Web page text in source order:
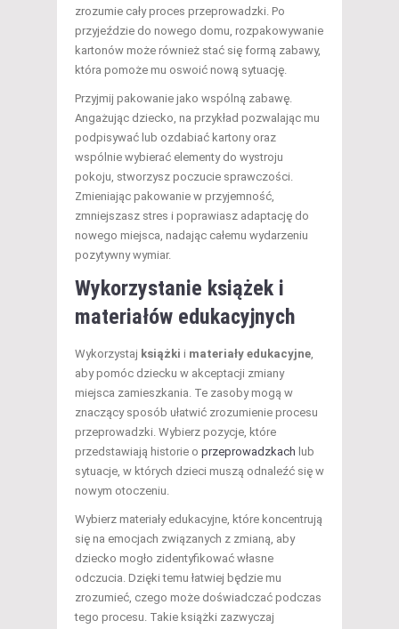
zrozumie cały proces przeprowadzki. Po
przyjeździe do nowego domu, rozpakowywanie
kartonów może również stać się formą zabawy,
która pomoże mu oswoić nową sytuację.
Przyjmij pakowanie jako wspólną zabawę.
Angażując dziecko, na przykład pozwalając mu
podpisywać lub ozdabiać kartony oraz
wspólnie wybierać elementy do wystroju
pokoju, stworzysz poczucie sprawczości.
Zmieniając pakowanie w przyjemność,
zmniejszasz stres i poprawiasz adaptację do
nowego miejsca, nadając całemu wydarzeniu
pozytywny wymiar.
Wykorzystanie książek i
materiałów edukacyjnych
Wykorzystaj książki i materiały edukacyjne,
aby pomóc dziecku w akceptacji zmiany
miejsca zamieszkania. Te zasoby mogą w
znaczący sposób ułatwić zrozumienie procesu
przeprowadzki. Wybierz pozycje, które
przedstawiają historie o przeprowadzkach lub
sytuacje, w których dzieci muszą odnaleźć się w
nowym otoczeniu.
Wybierz materiały edukacyjne, które koncentrują
się na emocjach związanych z zmianą, aby
dziecko mogło zidentyfikować własne
odczucia. Dzięki temu łatwiej będzie mu
zrozumieć, czego może doświadczać podczas
tego procesu. Takie książki zazwyczaj